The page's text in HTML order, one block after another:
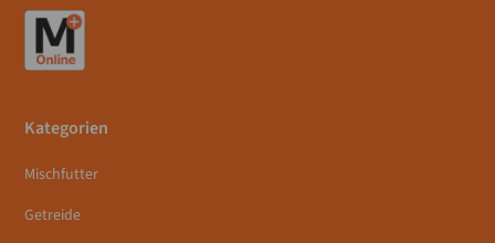
Kategorien
Mischfutter
Getreide